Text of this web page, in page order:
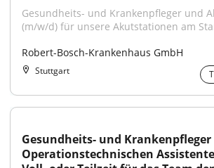
Gesundheits- und Krankenpfleger und
(m/w/d) für unsere Akutstationen am
Robert-Bosch-Krankenhaus GmbH
Stuttgart
Gesundheits- und
Operationstechnischen